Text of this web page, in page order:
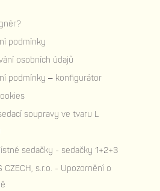
podmínky
osobních údajů
podmínky – konfigurátor
soupravy ve tvaru L
sedačky - sedačky 1+2+3
CZECH, s.r.o. - Upozornění o